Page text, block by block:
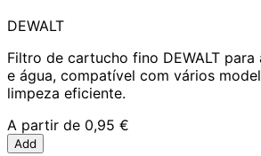
DEWALT
Filtro de cartucho fino DEWALT para
e água, compatível com vários
limpeza eficiente.
A partir de 0,95 €
Add